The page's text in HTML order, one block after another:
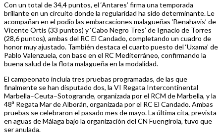
Con un total de 34,4 puntos, el ‘Antares’ firma una temporada
brillante en un circuito donde la regularidad ha sido determinante. Le
acompañan en el podio las embarcaciones malagueñas ‘Benahavis’ de
Vicente Ortis (33 puntos) y ‘Cabo Negro Tres’ de Ignacio de Torres
(28,6 puntos), ambas del RC El Candado, completando un cuadro de
honor muy ajustado. También destaca el cuarto puesto del ‘Uxama’ de
Pablo Valenzuela, con base en el RC Mediterráneo, confirmando la
buena salud de la flota malagueña en la modalidad.
El campeonato incluía tres pruebas programadas, de las que
finalmente se han disputado dos, la VI Regata Intercontinental
Marbella–Ceuta–Sotogrande, organizada por el RCM de Marbella, y la
48ª Regata Mar de Alborán, organizada por el RC El Candado. Ambas
pruebas se celebraron el pasado mes de mayo. La última cita, prevista
en aguas de Málaga bajo la organización del CN Fuengirola, tuvo que
ser anulada.